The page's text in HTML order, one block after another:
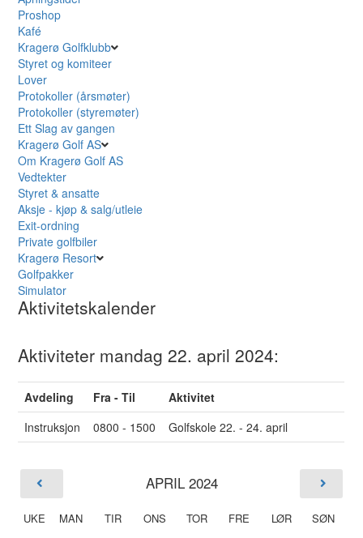
Proshop
Kafé
Kragerø Golfklubb
Styret og komiteer
Lover
Protokoller (årsmøter)
Protokoller (styremøter)
Ett Slag av gangen
Kragerø Golf AS
Om Kragerø Golf AS
Vedtekter
Styret & ansatte
Aksje - kjøp & salg/utleie
Exit-ordning
Private golfbiler
Kragerø Resort
Golfpakker
Simulator
Aktivitetskalender
Aktiviteter mandag 22. april 2024:
Avdeling Fra - Til
Aktivitet
Instruksjon
0800 - 1500 Golfskole 22. - 24. april
APRIL 2024
UKE MAN TIR ONS TOR FRE LØR SØN